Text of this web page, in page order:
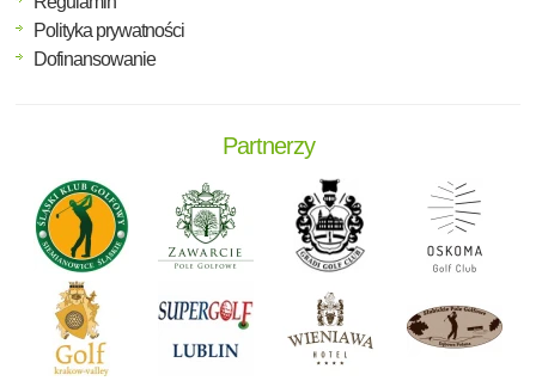
Polityka prywatności
Dofinansowanie
Partnerzy